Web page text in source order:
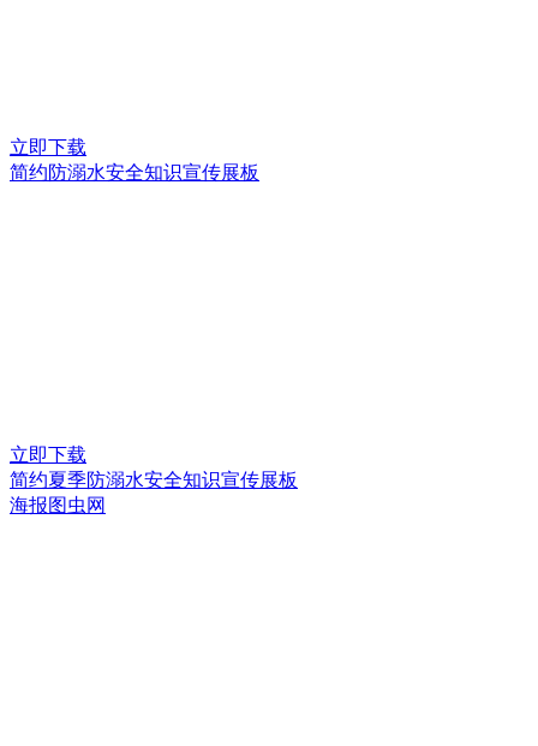
立即下载
简约防溺水安全知识宣传展板
立即下载
简约夏季防溺水安全知识宣传展板
海报图虫网